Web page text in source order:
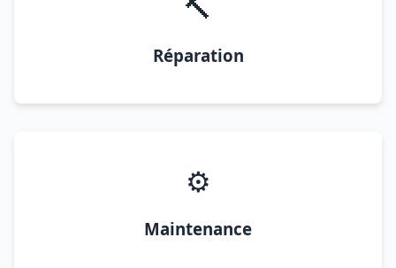
Réparation
⚙️
Maintenance